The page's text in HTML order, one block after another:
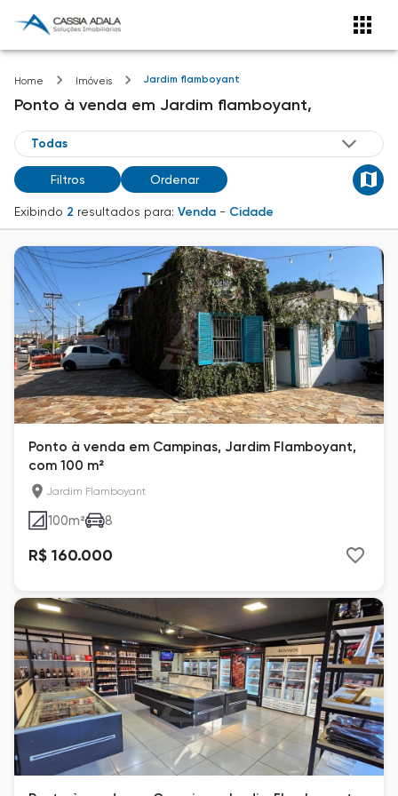
Home Imóveis Jardim flamboyant
Ponto à venda em Jardim flamboyant,
Filtros Ordenar
Exibindo 2 resultados para: Venda - Cidade
Ponto à venda em Campinas, Jardim Flamboyant,
com 100 m²
Jardim Flamboyant
100m² 8
R$ 160.000